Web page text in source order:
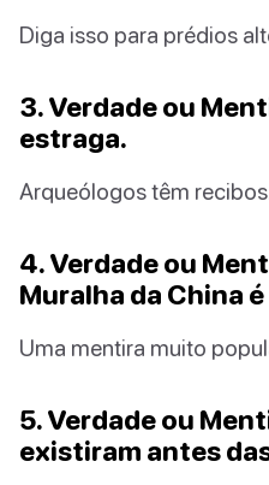
Diga isso para prédios
3. Verdade ou
estraga.
Arqueólogos têm
4. Verdade ou
Muralha da China
Uma mentira muito
5. Verdade ou
existiram antes